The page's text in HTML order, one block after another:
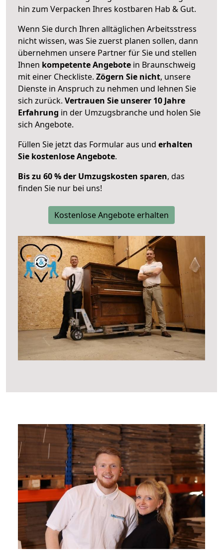
hin zum Verpacken Ihres kostbaren Hab & Gut.
Wenn Sie durch Ihren alltäglichen Arbeitsstress
nicht wissen, was Sie zuerst planen sollen, dann
übernehmen unsere Partner für Sie und stellen
Ihnen kompetente Angebote in Braunschweig
mit einer Checkliste. Zögern Sie nicht, unsere
Dienste in Anspruch zu nehmen und lehnen Sie
sich zurück. Vertrauen Sie unserer 10 Jahre
Erfahrung in der Umzugsbranche und holen Sie
sich Angebote.
Füllen Sie jetzt das Formular aus und erhalten
Sie kostenlose Angebote.
Bis zu 60 % der Umzugskosten sparen, das
finden Sie nur bei uns!
Kostenlose Angebote erhalten